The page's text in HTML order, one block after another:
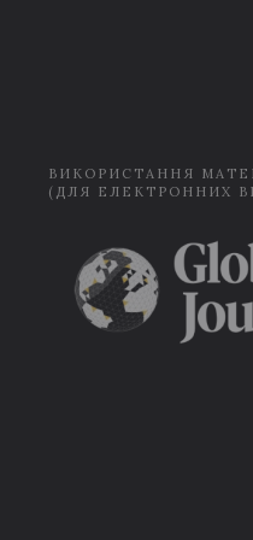
ВИКОРИСТАННЯ
(ДЛЯ ЕЛЕКТРОННИХ